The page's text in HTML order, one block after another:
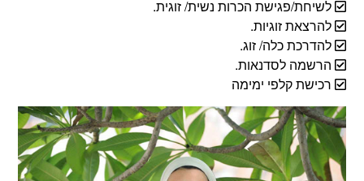
לשיחת/פגישת הכרות נשית/ זוגית.
להרצאת זוגיות.
להדרכת כלה/ זוג.
הרשמה לסדנאות.
רכישת קלפי ימימה